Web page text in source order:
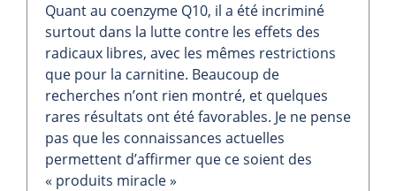
Quant au coenzyme Q10, il a été incriminé
surtout dans la lutte contre les effets des
radicaux libres, avec les mêmes restrictions
que pour la carnitine. Beaucoup de
recherches n’ont rien montré, et quelques
rares résultats ont été favorables. Je ne pense
pas que les connaissances actuelles
permettent d’affirmer que ce soient des
« produits miracle »